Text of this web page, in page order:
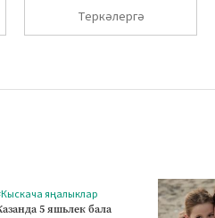
Теркәлергә
яңалыклар
5 яшьлек бала